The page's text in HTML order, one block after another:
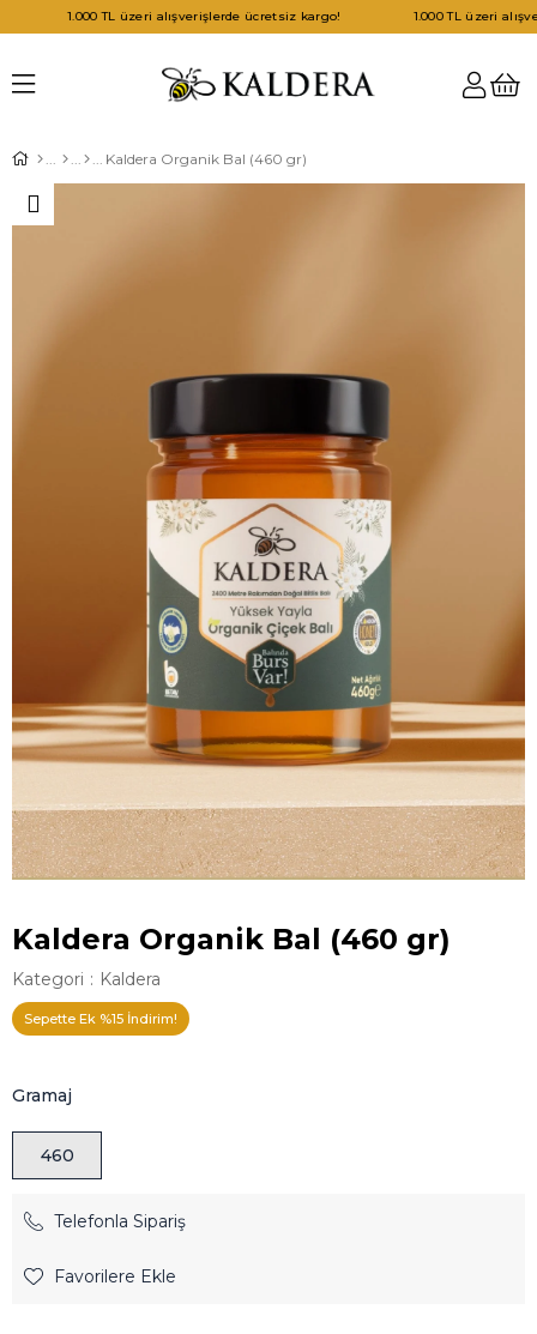
1.000 TL üzeri alışverişlerde ücretsiz kargo! 1.000 TL üzeri
Kaldera Organik Bal (460 gr)
Kaldera Organik Bal (460 gr)
Kategori : Kaldera
Sepette Ek %15 İndirim!
Gramaj
460
Telefonla Sipariş
Favorilere Ekle